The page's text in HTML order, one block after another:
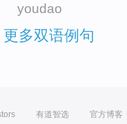
youdao
更多双语例句
有道智选 官方博客